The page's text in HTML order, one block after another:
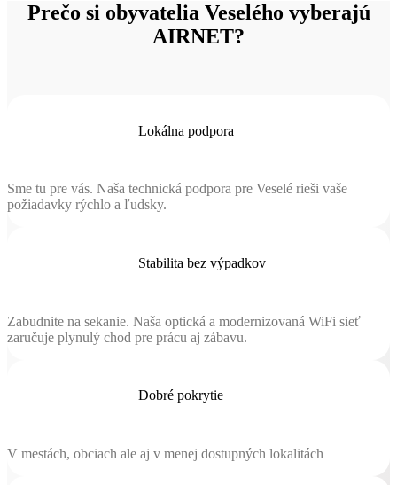
Prečo si obyvatelia Veselého vyberajú
AIRNET?
Lokálna podpora
Sme tu pre vás. Naša technická podpora pre Veselé rieši vaše
požiadavky rýchlo a ľudsky.
Stabilita bez výpadkov
Zabudnite na sekanie. Naša optická a modernizovaná WiFi sieť
zaručuje plynulý chod pre prácu aj zábavu.
Dobré pokrytie
V mestách, obciach ale aj v menej dostupných lokalitách